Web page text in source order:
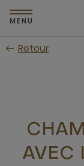
Passer
au
principal
MENU
Retour
AVEC